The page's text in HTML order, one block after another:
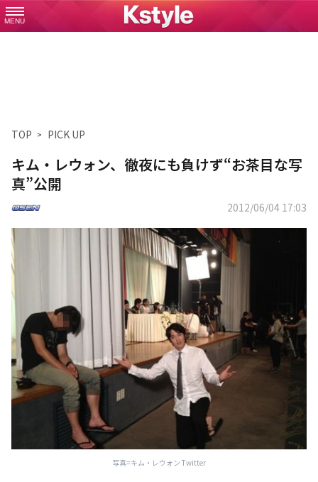
MENU
TOP PICK UP
キム・レウォン、徹夜にも負けず“お茶目な写
真”公開
2012/06/04 17:03
写真=キム・レウォン Twitter